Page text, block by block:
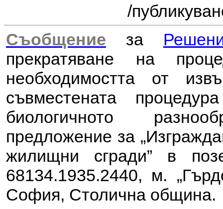
/
Съобщение за
прекратяване на
необходимостта от
съвместената
биологичното
предложение за
жилищни сгради” в
68134.1935.2440, м.
София, Столична община.